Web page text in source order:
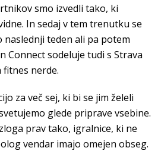
smo izvedli tako, ki
In sedaj v tem trenutku se
teden ali pa potem
Connect sodeluje tudi s Strava
fitnes nerde.
za več sej, ki bi se jim želeli
glede priprave vsebine.
prav tako, igralnice, ki ne
vendar imajo omejen obseg.